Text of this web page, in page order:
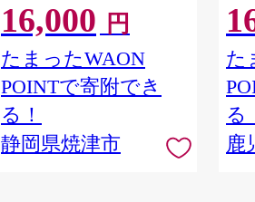
16,000 円
たまったWAON
POINTで寄附でき
る！
静岡県焼津市
ル
水
焼
屋】
た
る
鹿